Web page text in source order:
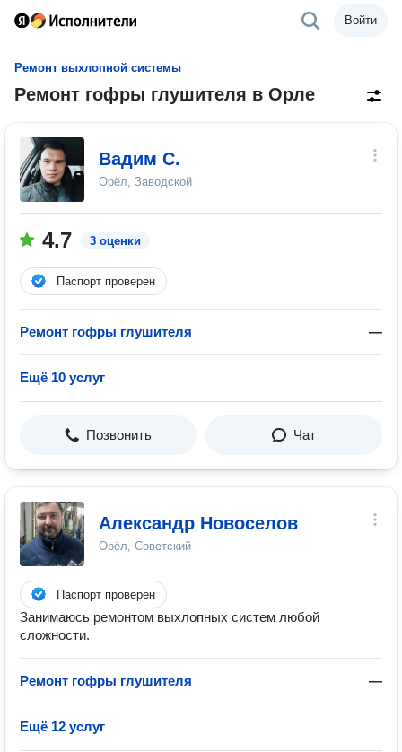
Войти
Ремонт выхлопной системы
Ремонт гофры глушителя в Орле
Вадим С.
Орёл, Заводской
4.7 3 оценки
Паспорт проверен
Ремонт гофры глушителя —
Ещё 10 услуг
Позвонить Чат
Александр Новоселов
Орёл, Советский
Паспорт проверен
Занимаюсь ремонтом выхлопных систем любой
сложности.
Ремонт гофры глушителя —
Ещё 12 услуг